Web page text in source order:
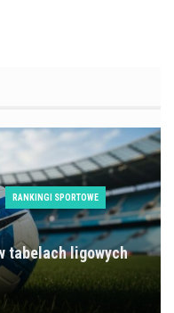
RANKINGI SPORTOWE
tabelach ligowych